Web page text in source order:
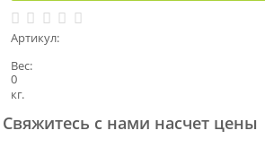
Артикул:
Вес:
0
кг.
Свяжитесь с нами насчет цены